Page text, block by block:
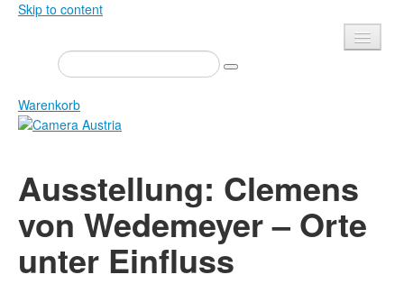
Skip to content
Presse
Veranstaltungen
Newsletter
Über uns
Ausschreibungen
Shop
Warenkorb
Zeitschrift
Ausstellungen
Bücher
Ausstellung: Clemens
von Wedemeyer – Orte
unter Einfluss